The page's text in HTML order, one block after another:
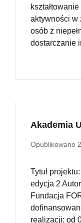
aktywności w
osób z
dostarczanie
Akademia
Opublikowano
Tytuł
edycja 2
Fundacja
realizacji: od